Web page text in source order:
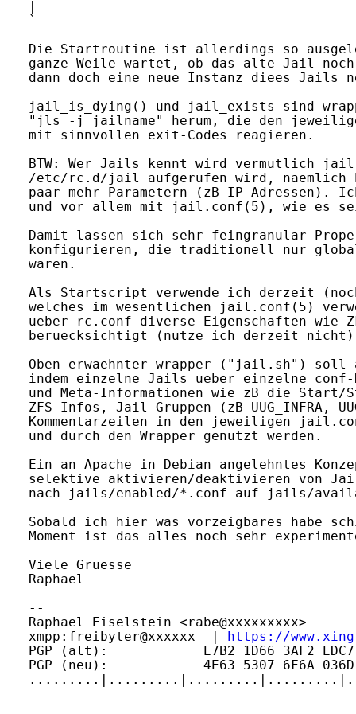
`----------
Die Startroutine ist allerdings so
ganze Weile wartet, ob das alte Jail noch
dann doch eine neue Instanz diees Jails
jail_is_dying() und jail_exists sind
"jls -j jailname" herum, die den
mit sinnvollen exit-Codes reagieren.
BTW: Wer Jails kennt wird vermutlich
/etc/rc.d/jail aufgerufen wird, naemlich
paar mehr Parametern (zB IP-
und vor allem mit jail.conf(5), wie es
Damit lassen sich sehr feingranular
konfigurieren, die traditionell nur
waren.
Als Startscript verwende ich derzeit
welches im wesentlichen jail.conf(5)
ueber rc.conf diverse Eigenschaften wie
beruecksichtigt (nutze ich derzeit
Oben erwaehnter wrapper ("jail.sh")
indem einzelne Jails ueber einzelne
und Meta-Informationen wie zB die
ZFS-Infos, Jail-Gruppen (zB UUG_INFRA,
Kommentarzeilen in den jeweiligen
und durch den Wrapper genutzt werden.
Ein an Apache in Debian angelehntes
selektive aktivieren/deaktivieren von
nach jails/enabled/*.conf auf jails/
Sobald ich hier was vorzeigbares habe
Moment ist das alles noch sehr
Viele Gruesse
Raphael
--
Raphael Eiselstein
xmpp:freibyter@xxxxxx  |
https://
PGP (alt):            E7B2 1D66 3AF2 EDC7
PGP (neu):            4E63 5307 6F6A 036D